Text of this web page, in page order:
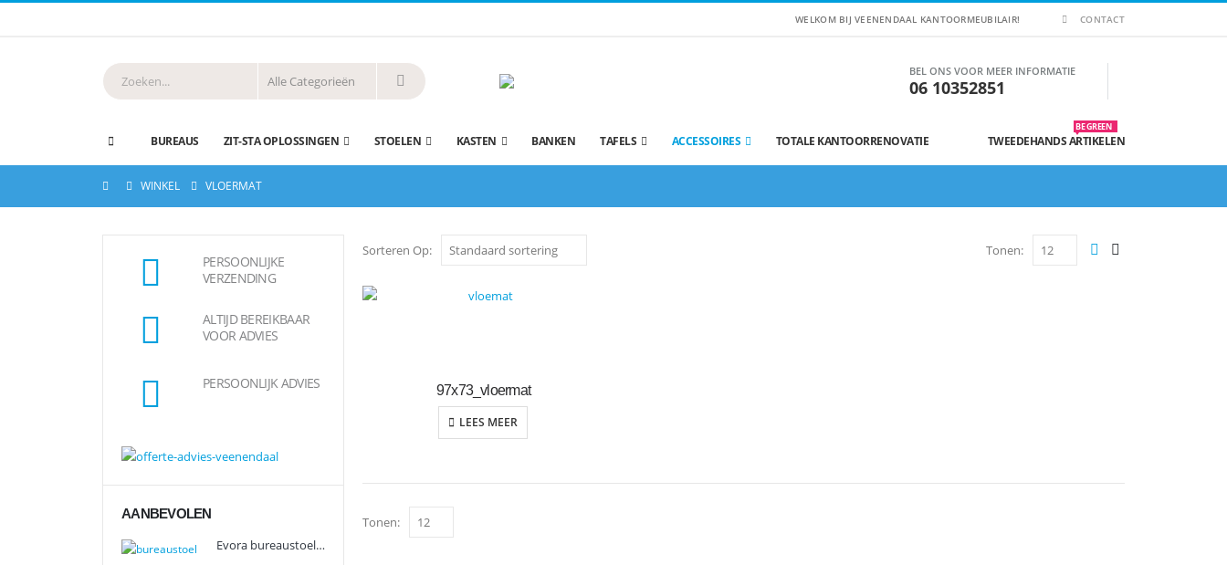
WELKOM BIJ VEENENDAAL KANTOORMEUBILAIR! CONTACT
BEL ONS VOOR MEER INFORMATIE
06 10352851
BUREAUS ZIT-STA OPLOSSINGEN STOELEN KASTEN BANKEN TAFELS ACCESSOIRES TOTALE KANTOORRENOVATIE TWEEDEHANDS ARTIKELEN
BE GREEN
WINKEL VLOERMAT
Sorteren Op: Tonen:
97x73_vloermat
LEES MEER
Tonen:
PERSOONLIJKE
VERZENDING
ALTIJD BEREIKBAAR
VOOR ADVIES
PERSOONLIJK ADVIES
AANBEVOLEN
Evora bureaustoel JK-office